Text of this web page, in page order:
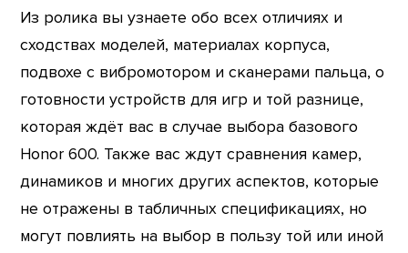
Из ролика вы узнаете обо всех отличиях и
сходствах моделей, материалах корпуса,
подвохе с вибромотором и сканерами пальца, о
готовности устройств для игр и той разнице,
которая ждёт вас в случае выбора базового
Honor 600. Также вас ждут сравнения камер,
динамиков и многих других аспектов, которые
не отражены в табличных спецификациях, но
могут повлиять на выбор в пользу той или иной